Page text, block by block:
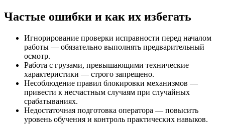
Частые ошибки и как их избегать
Игнорирование проверки исправности перед началом
работы — обязательно выполнять предварительный
осмотр.
Работа с грузами, превышающими технические
характеристики — строго запрещено.
Несоблюдение правил блокировки механизмов —
привести к несчастным случаям при случайных
срабатываниях.
Недостаточная подготовка оператора — повысить
уровень обучения и контроль практических навыков.